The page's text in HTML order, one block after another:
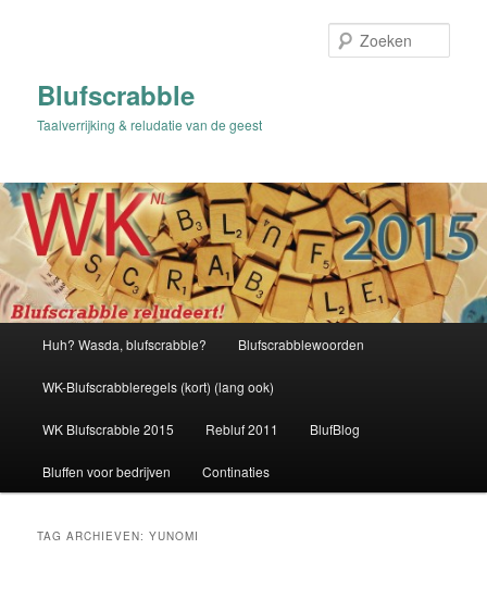
inhoud
inhoudBlufscrabble
Taalverrijking & reludatie van de geest
Huh? Wasda, blufscrabble? Blufscrabblewoorden
WK-Blufscrabbleregels (kort) (lang ook)
WK Blufscrabble 2015 Rebluf 2011 BlufBlog
Bluffen voor bedrijven Continaties
TAG ARCHIEVEN:YUNOMI